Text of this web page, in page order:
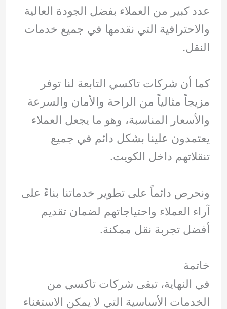
عدد كبير من العملاء بفضل الجودة العالية
والاحترافية التي نقدمها في جميع خدمات
النقل.
كما أن شركات تاكسي التابعة لنا توفر
مزيجاً مثالياً من الراحة والأمان والسرعة
والأسعار المناسبة، وهو ما يجعل العملاء
يعتمدون علينا بشكل دائم في جميع
تنقلاتهم داخل الكويت.
ونحرص دائماً على تطوير خدماتنا بناءً على
آراء العملاء واحتياجاتهم لضمان تقديم
أفضل تجربة نقل ممكنة.
خاتمة
في النهاية، تبقى شركات تاكسي من
الخدمات الأساسية التي لا يمكن الاستغناء